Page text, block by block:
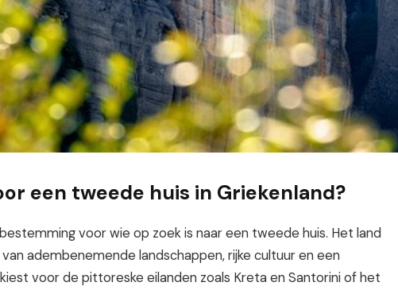
een tweede huis in Griekenland?
voor wie op zoek is naar een tweede huis. Het land
adembenemende landschappen, rijke cultuur en een
voor de pittoreske eilanden zoals Kreta en Santorini of het